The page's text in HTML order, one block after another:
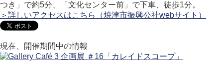
つき」で約5分、「文化センター前」で下車、徒歩1分。
＞詳しいアクセスはこちら（焼津市振興公社webサイト）
現在、開催期間中の情報